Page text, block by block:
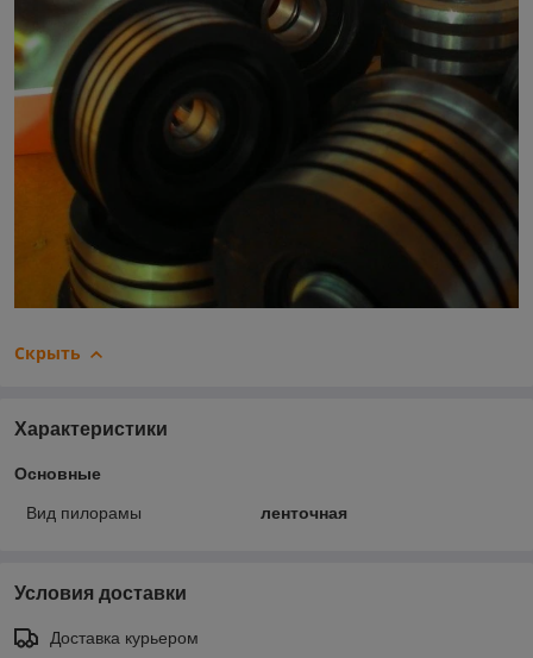
Скрыть
Характеристики
Основные
Вид пилорамы ленточная
Условия доставки
Доставка курьером